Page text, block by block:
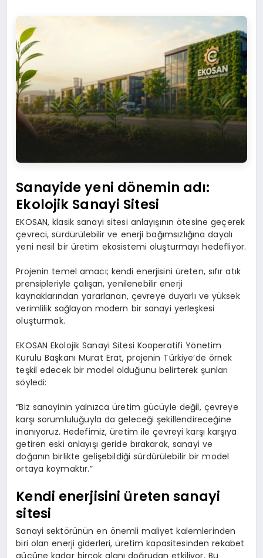
Sanayide yeni dönemin adı:
Ekolojik Sanayi Sitesi
EKOSAN, klasik sanayi sitesi anlayışının ötesine geçerek
çevreci, sürdürülebilir ve enerji bağımsızlığına dayalı
yeni nesil bir üretim ekosistemi oluşturmayı hedefliyor.
Projenin temel amacı; kendi enerjisini üreten, sıfır atık
prensipleriyle çalışan, yenilenebilir enerji
kaynaklarından yararlanan, çevreye duyarlı ve yüksek
verimlilik sağlayan modern bir sanayi yerleşkesi
oluşturmak.
EKOSAN Ekolojik Sanayi Sitesi Kooperatifi Yönetim
Kurulu Başkanı Murat Erat, projenin Türkiye’de örnek
teşkil edecek bir model olduğunu belirterek şunları
söyledi:
“Biz sanayinin yalnızca üretim gücüyle değil, çevreye
karşı sorumluluğuyla da geleceği şekillendireceğine
inanıyoruz. Hedefimiz, üretim ile çevreyi karşı karşıya
getiren eski anlayışı geride bırakarak, sanayi ve
doğanın birlikte gelişebildiği sürdürülebilir bir model
ortaya koymaktır.”
Kendi enerjisini üreten sanayi
sitesi
Sanayi sektörünün en önemli maliyet kalemlerinden
biri olan enerji giderleri, üretim kapasitesinden rekabet
gücüne kadar birçok alanı doğrudan etkiliyor. Bu